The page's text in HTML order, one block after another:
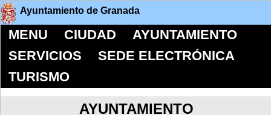
Ayuntamiento de Granada
MENU CIUDAD
AYUNTAMIENTO
SERVICIOS
SEDE ELECTRÓNICA
TURISMO
AYUNTAMIENTO